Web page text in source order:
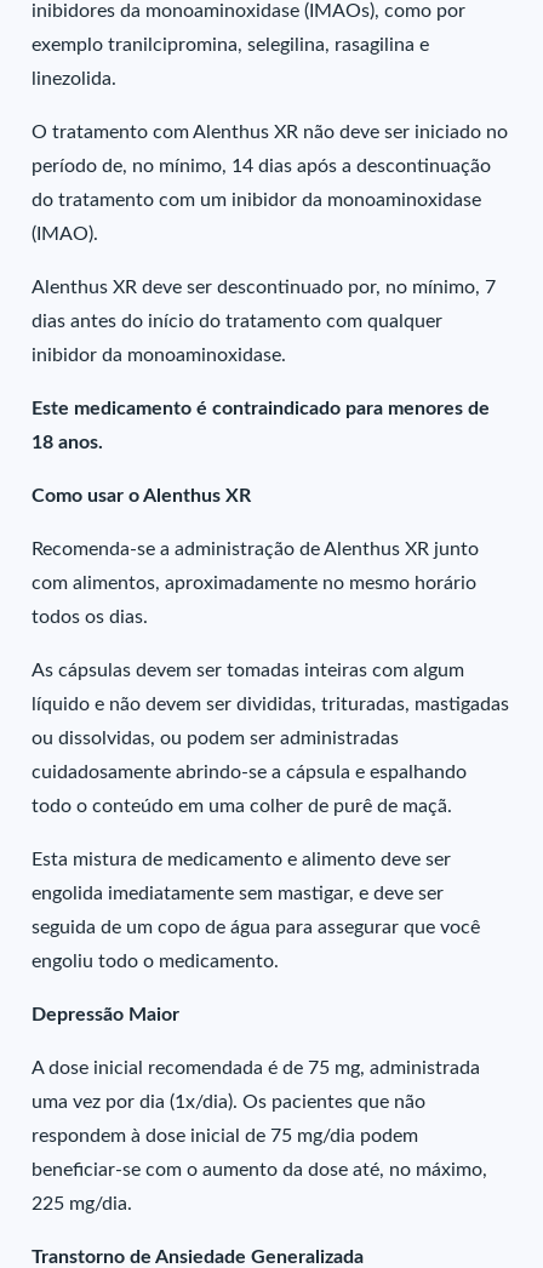
inibidores da monoaminoxidase (IMAOs), como por
exemplo tranilcipromina, selegilina, rasagilina e
linezolida.
O tratamento com Alenthus XR não deve ser iniciado no
período de, no mínimo, 14 dias após a descontinuação
do tratamento com um inibidor da monoaminoxidase
(IMAO).
Alenthus XR deve ser descontinuado por, no mínimo, 7
dias antes do início do tratamento com qualquer
inibidor da monoaminoxidase.
Este medicamento é contraindicado para menores de
18 anos.
Como usar o Alenthus XR
Recomenda-se a administração de Alenthus XR junto
com alimentos, aproximadamente no mesmo horário
todos os dias.
As cápsulas devem ser tomadas inteiras com algum
líquido e não devem ser divididas, trituradas, mastigadas
ou dissolvidas, ou podem ser administradas
cuidadosamente abrindo-se a cápsula e espalhando
todo o conteúdo em uma colher de purê de maçã.
Esta mistura de medicamento e alimento deve ser
engolida imediatamente sem mastigar, e deve ser
seguida de um copo de água para assegurar que você
engoliu todo o medicamento.
Depressão Maior
A dose inicial recomendada é de 75 mg, administrada
uma vez por dia (1x/dia). Os pacientes que não
respondem à dose inicial de 75 mg/dia podem
beneficiar-se com o aumento da dose até, no máximo,
225 mg/dia.
Transtorno de Ansiedade Generalizada